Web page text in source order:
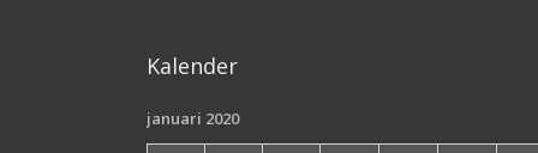
Kalender
januari 2020